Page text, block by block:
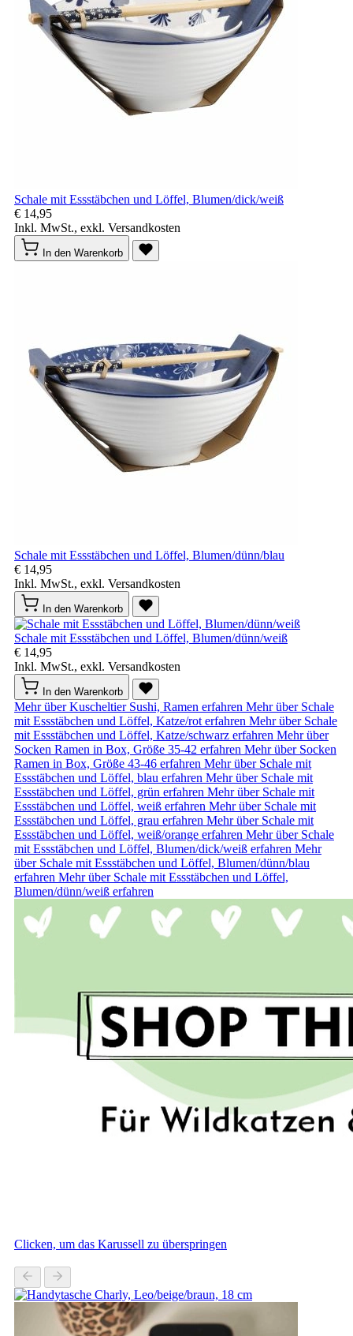
Schale mit Essstäbchen und Löffel, Blumen/dick/weiß
€ 14,95
Inkl. MwSt., exkl. Versandkosten
In den Warenkorb
Schale mit Essstäbchen und Löffel, Blumen/dünn/blau
€ 14,95
Inkl. MwSt., exkl. Versandkosten
In den Warenkorb
Schale mit Essstäbchen und Löffel, Blumen/dünn/weiß
€ 14,95
Inkl. MwSt., exkl. Versandkosten
In den Warenkorb
Mehr über Kuscheltier Sushi, Ramen erfahren Mehr über Schale
mit Essstäbchen und Löffel, Katze/rot erfahren Mehr über Schale
mit Essstäbchen und Löffel, Katze/schwarz erfahren Mehr über
Socken Ramen in Box, Größe 35-42 erfahren Mehr über Socken
Ramen in Box, Größe 43-46 erfahren Mehr über Schale mit
Essstäbchen und Löffel, blau erfahren Mehr über Schale mit
Essstäbchen und Löffel, grün erfahren Mehr über Schale mit
Essstäbchen und Löffel, weiß erfahren Mehr über Schale mit
Essstäbchen und Löffel, grau erfahren Mehr über Schale mit
Essstäbchen und Löffel, weiß/orange erfahren Mehr über Schale
mit Essstäbchen und Löffel, Blumen/dick/weiß erfahren Mehr
über Schale mit Essstäbchen und Löffel, Blumen/dünn/blau
erfahren Mehr über Schale mit Essstäbchen und Löffel,
Blumen/dünn/weiß erfahren
Clicken, um das Karussell zu überspringen